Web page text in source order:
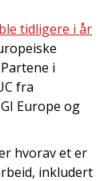
tidligere i år
i
fra
Europe og
hvorav et er
inkludert